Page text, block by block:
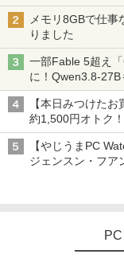
4
メモリ8GBで仕
りました
一部Fable 5超え
に！Qwen3.8-27B
【本日みつけた
約1,500円オトク！
【やじうまPC
ジェンスン・フア
～コース名を変